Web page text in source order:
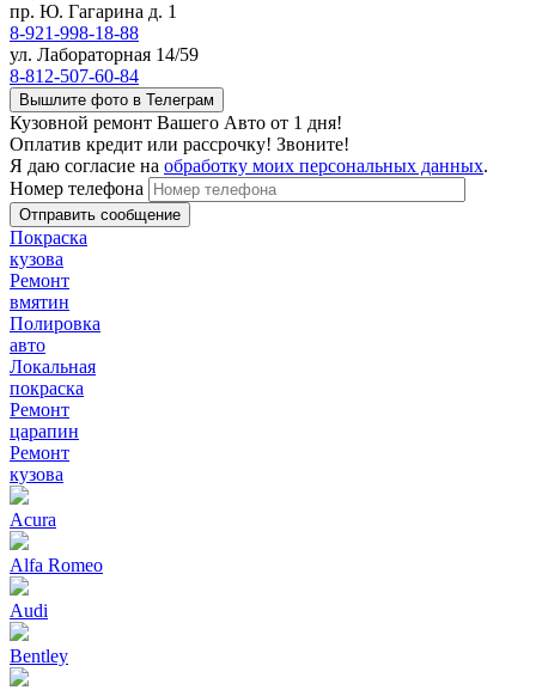
пр. Ю. Гагарина д. 1
8-921-998-18-88
ул. Лабораторная 14/59
8-812-507-60-84
Вышлите фото в Телеграм
Кузовной ремонт Вашего Авто от 1 дня!
Оплатив кредит или рассрочку! Звоните!
Я даю согласие на обработку моих персональных данных.
Номер телефона
Покраска
кузова
Ремонт
вмятин
Полировка
авто
Локальная
покраска
Ремонт
царапин
Ремонт
кузова
Acura
Alfa Romeo
Audi
Bentley